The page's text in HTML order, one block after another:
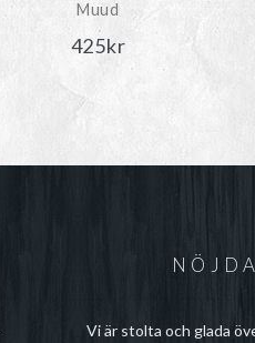
Muud
425kr
Vi är stolta och glada